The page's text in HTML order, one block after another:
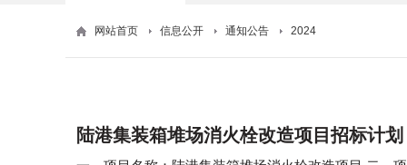
网站首页 信息公开 通知公告 2024
陆港集装箱堆场消火栓改造项目招标计划